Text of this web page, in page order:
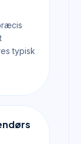
typisk